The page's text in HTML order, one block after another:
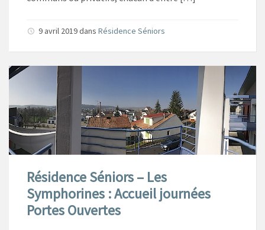
9 avril 2019dans Résidence Séniors
Résidence Séniors – Les
Symphorines : Accueil journées
Portes Ouvertes